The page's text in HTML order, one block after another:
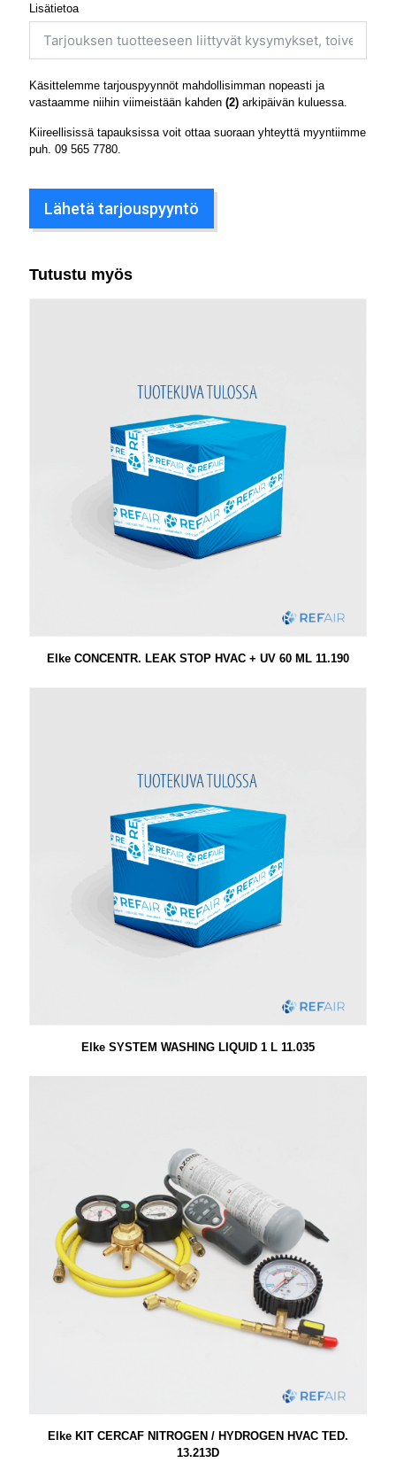
Lisätietoa
Käsittelemme tarjouspyynnöt mahdollisimman nopeasti ja
vastaamme niihin viimeistään kahden (2) arkipäivän kuluessa.
Kiireellisissä tapauksissa voit ottaa suoraan yhteyttä myyntiimme
puh. 09 565 7780
Lähetä tarjouspyyntö
Tutustu myös
Elke CONCENTR. LEAK STOP HVAC + UV 60 ML 11.190
Elke SYSTEM WASHING LIQUID 1 L 11.035
Elke KIT CERCAF NITROGEN / HYDROGEN HVAC TED.
13.213D